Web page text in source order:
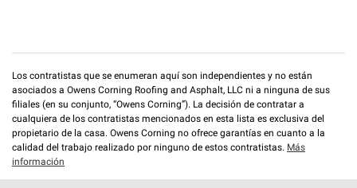
Los contratistas que se enumeran aquí son independientes y no están
asociados a Owens Corning Roofing and Asphalt, LLC ni a ninguna de sus
filiales (en su conjunto, “Owens Corning”). La decisión de contratar a
cualquiera de los contratistas mencionados en esta lista es exclusiva del
propietario de la casa. Owens Corning no ofrece garantías en cuanto a la
calidad del trabajo realizado por ninguno de estos contratistas. Más
información